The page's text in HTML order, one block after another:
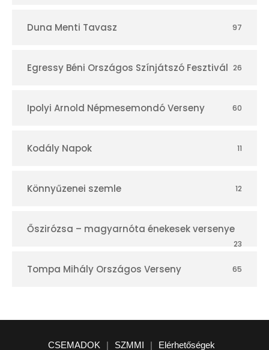
Duna Menti Tavasz 97
Egressy Béni Országos Színjátszó Fesztivál 26
Ipolyi Arnold Népmesemondó Verseny 60
Kodály Napok 11
Könnyűzenei szemle 12
Őszirózsa – magyarnóta énekesek versenye
23
Tompa Mihály Országos Verseny 65
CSEMADOK | SZMMI | Elérhetőségek